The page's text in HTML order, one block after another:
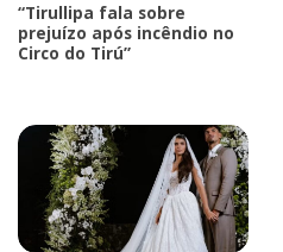
“Tirullipa fala sobre
prejuízo após incêndio no
Circo do Tirú”